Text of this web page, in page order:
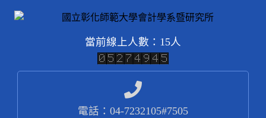
當前線上人數：15人
電話：04-7232105#7505